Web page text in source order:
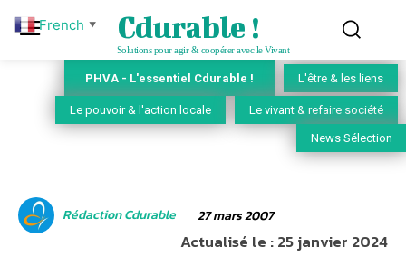
Cdurable !
Solutions pour agir & coopérer avec le Vivant
PHVA - L'essentiel Cdurable ! L'être & les liens
Le pouvoir & l'action locale Le vivant & refaire société
News Sélection
Rédaction Cdurable 27 mars 2007
Actualisé le :25 janvier 2024
French ▼